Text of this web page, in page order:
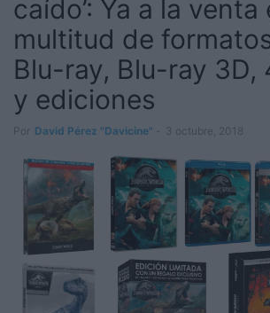
caído’: Ya a la venta
multitud de
Blu-ray, Blu-ray 3D,
y ediciones
Por David Pérez "Davicine" 3 octubre, 2018